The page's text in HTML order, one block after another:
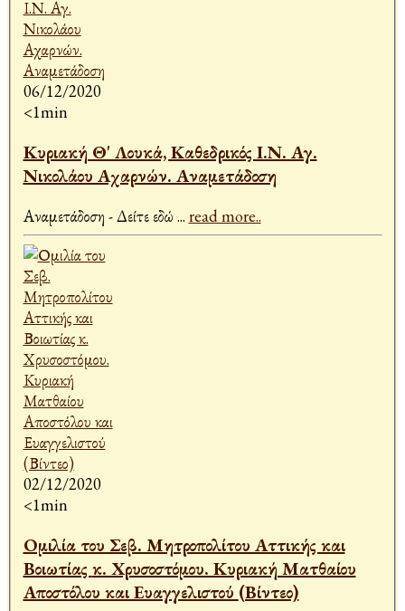
06/12/2020
<1min
Κυριακή Θ' Λουκά, Καθεδρικός Ι.Ν. Αγ.
Νικολάου Αχαρνών. Αναμετάδοση
Αναμετάδοση - Δείτε εδώ ... read more..
02/12/2020
<1min
Ομιλία του Σεβ. Μητροπολίτου Αττικής και
Βοιωτίας κ. Χρυσοστόμου. Κυριακή Ματθαίου
Αποστόλου και Ευαγγελιστού (Βίντεο)